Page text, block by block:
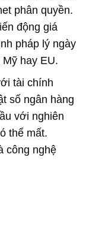
phân quyền.
động giá
pháp lý ngày
hay EU.
tài chính
số ngân hàng
với nghiên
thể mất.
công nghệ